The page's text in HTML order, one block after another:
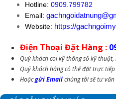
Hotline: 0909.799782
Email:
Website: https://
Điện Thoại Đặt Hàng :
Quý khách coi kỹ thông số kỹ
Quý khách hàng có thể đặt trực
Hoặcgửi Emailchúng tôi sẽ tư